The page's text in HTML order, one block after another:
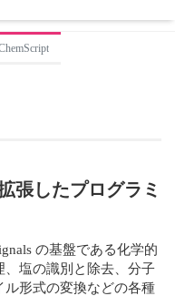
張したプログラミ
の基盤である化学的
塩の識別と除去、分子
形式の変換などの各種